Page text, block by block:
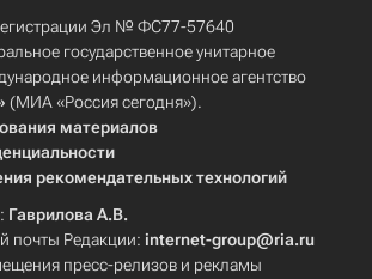
Эл № ФС77-57640
государственное унитарное
информационное агентство
(МИА «Россия сегодня»).
материалов
рекомендательных технологий
Гаврилова А.В.
почты Редакции: internet-group@ria.ru
пресс-релизов и рекламы